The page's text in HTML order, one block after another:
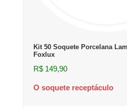
Kit 50 Soquete Porcelana
Foxlux
R$ 149,90
O soquete receptáculo